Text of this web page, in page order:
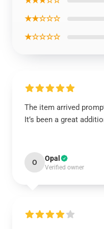
★★☆☆☆
★☆☆☆☆
The item arrived
It’s been a great
O Opal
Verified owner